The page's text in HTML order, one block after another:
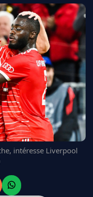
intéresse Liverpool